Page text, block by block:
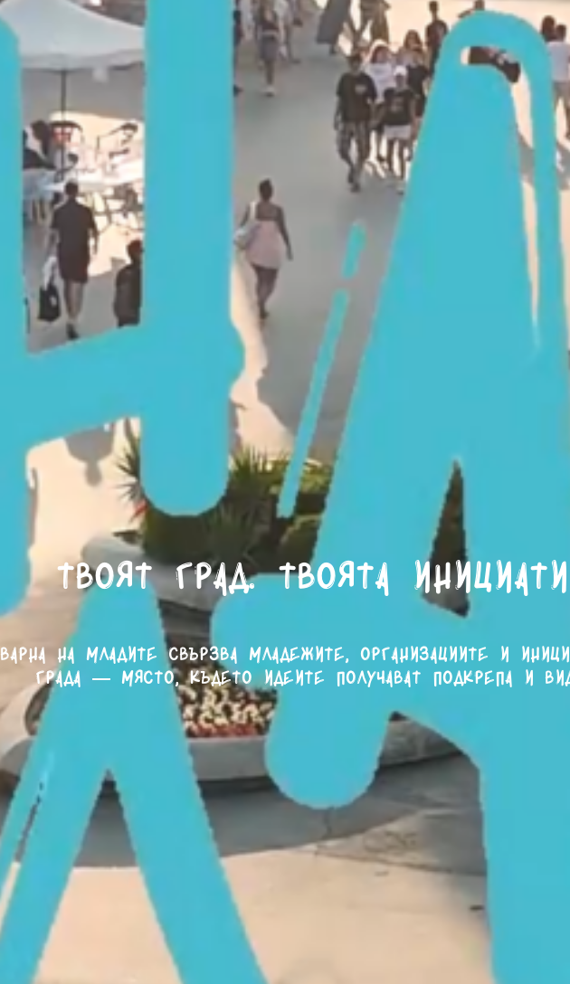
Твоят град. Твоята
Варна на младите свързва младежите, организациите и
града — място, където идеите получават подкрепа и